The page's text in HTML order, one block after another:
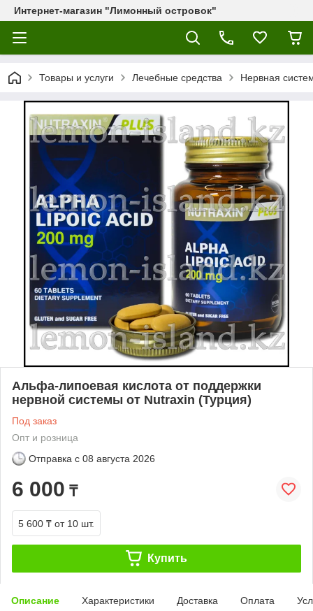
Интернет-магазин "Лимонный островок"
Товары и услуги Лечебные средства Нервная
Альфа-липоевая кислота от поддержки
нервной системы от Nutraxin (Турция)
Под заказ
Опт и розница
Отправка с 08 августа 2026
6 000 ₸
5 600 ₸ от 10 шт.
Купить
Описание Характеристики Доставка Оплата